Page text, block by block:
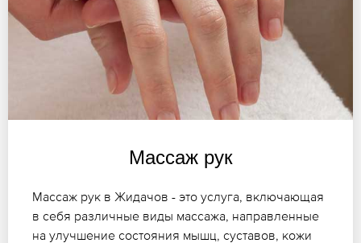
Массаж рук
Массаж рук в Жидачов - это услуга, включающая
в себя различные виды массажа, направленные
на улучшение состояния мышц, суставов, кожи